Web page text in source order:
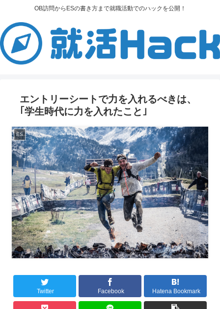
OB訪問からESの書き方まで就職活動でのハックを公開！
エントリーシートで力を入れるべきは、
｢学生時代に力を入れたこと｣
ES
Twitter Facebook Hatena Bookmark